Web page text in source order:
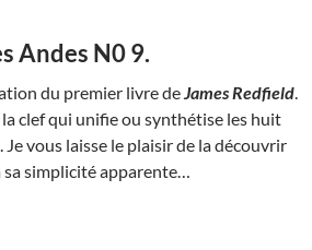
Andes N0 9.
du premier livre de James Redfield
clef qui unifie ou synthétise les huit
vous laisse le plaisir de la découvrir
simplicité apparente…